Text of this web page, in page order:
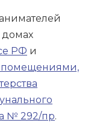
РФ и
помещениями,
№ 292/пр.